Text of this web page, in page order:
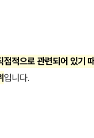
접적으로 관련되어 있기
입니다.